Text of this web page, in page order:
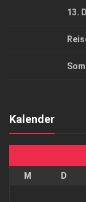
13.
Kalender
M D